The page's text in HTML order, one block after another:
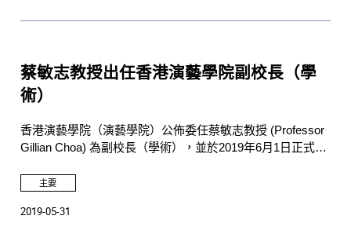
蔡敏志教授出任香港演藝學院副校長（學
術）
香港演藝學院（演藝學院）公佈委任蔡敏志教授 (Professor
Gillian Choa) 為副校長（學術），並於2019年6月1日正式上
主要
2019-05-31